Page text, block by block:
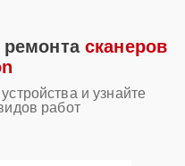
сканеров
и узнайте
работ